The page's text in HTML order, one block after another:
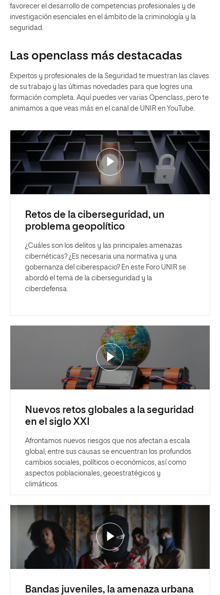
favorecer el desarrollo de competencias profesionales y de
investigación esenciales en el ámbito de la criminología y la
seguridad.
Las openclass más destacadas
Expertos y profesionales de la Seguridad te muestran las claves
de su trabajo y las últimas novedades para que logres una
formación completa. Aquí puedes ver varias Openclass, pero te
animamos a que veas más en el canal de UNIR en YouTube.
Retos de la ciberseguridad, un
problema geopolítico
¿Cuáles son los delitos y las principales amenazas
cibernéticas? ¿Es necesaria una normativa y una
gobernanza del ciberespacio? En este Foro UNIR se
abordó el tema de la ciberseguridad y la
ciberdefensa.
Nuevos retos globales a la seguridad
en el siglo XXI
Afrontamos nuevos riesgos que nos afectan a escala
global; entre sus causas se encuentran los profundos
cambios sociales, políticos o económicos, así como
aspectos poblacionales, geoestratégicos y
climáticos.
Bandas juveniles, la amenaza urbana